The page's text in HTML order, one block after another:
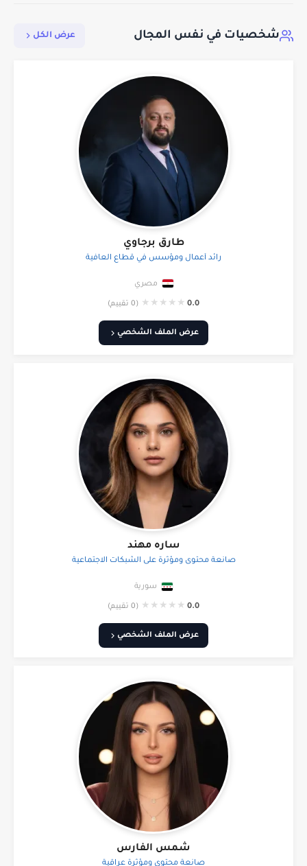
شخصيات في نفس المجال عرض الكل
طارق برجاوي
رائد أعمال ومؤسس في قطاع العافية
مصري
0.0
★
★
★
★
★ (0 تقييم)
عرض الملف الشخصي
ساره مهند
صانعة محتوى ومؤثرة على الشبكات الاجتماعية
سورية
0.0
★
★
★
★
★ (0 تقييم)
عرض الملف الشخصي
شمس الفارس
صانعة محتوى ومؤثرة عراقية